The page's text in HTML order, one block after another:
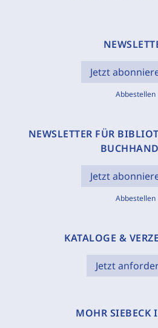
Jetzt
Abbestellen
NEWSLETTER FÜR
Jetzt
Abbestellen
KATALOGE &
Jetzt
MOHR SIEBECK